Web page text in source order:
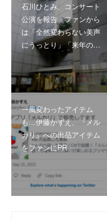
石川ひとみ、コンサート
公演を報告 ファンから
は「全然変わらない美声
にうっとり」「来年の…
一風変わったアイテム
も…伊藤かずえ、『メル
カリ』への出品アイテム
をファンにPR